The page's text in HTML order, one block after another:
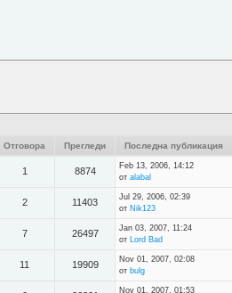
Отговора Прегледи Последна публикация
1 8874
Feb 13, 2006, 14:12
от alabal
2 11403
Jul 29, 2006, 02:39
от Nik123
7 26497
Jan 03, 2007, 11:24
от Lord Bad
11 19909
Nov 01, 2007, 02:08
от bulg
Nov 01, 2007, 01:53